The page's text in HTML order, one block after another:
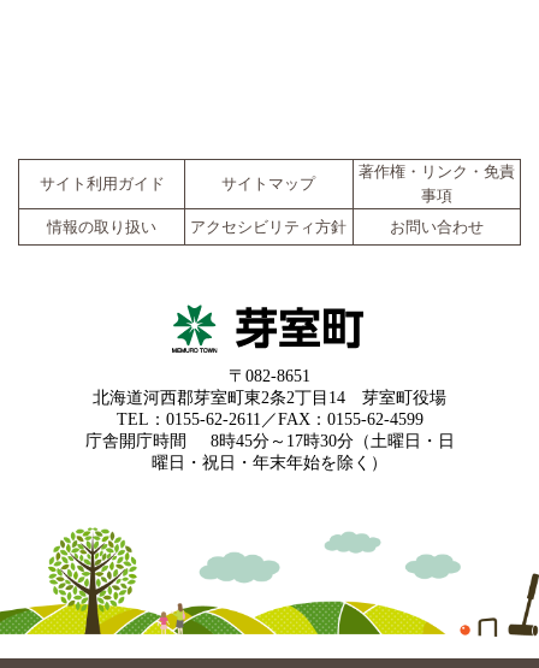
サイト利用ガイド サイトマップ
著作権・リンク・免責
事項
情報の取り扱い
アクセシビリティ方針 お問い合わせ
〒082-8651
北海道河西郡芽室町東2条2丁目14 芽室町役場
TEL：0155-62-2611／FAX：0155-62-4599
庁舎開庁時間
8時45分～17時30分（土曜日・日
曜日・祝日・年末年始を除く）